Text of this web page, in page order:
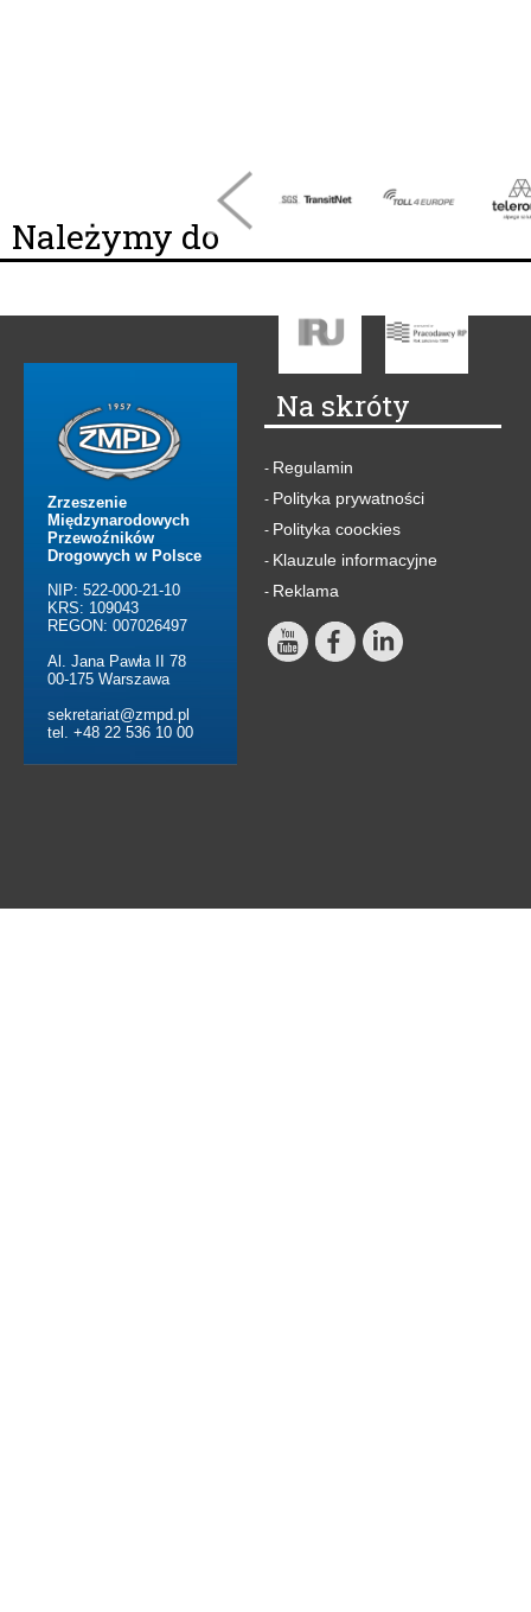
Należymy do
Zrzeszenie
Międzynarodowych
Przewoźników
Drogowych w Polsce
NIP: 522-000-21-10
KRS: 109043
REGON: 007026497
Al. Jana Pawła II 78
00-175 Warszawa
sekretariat@zmpd.pl
tel. +48 22 536 10 00
Na skróty
- Regulamin
- Polityka prywatności
- Polityka coockies
- Klauzule informacyjne
- Reklama